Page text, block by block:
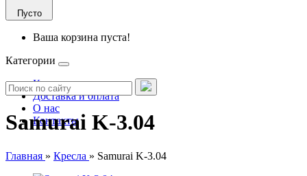
Пусто
Ваша корзина пуста!
Категории
Каталог
Доставка и оплата
О нас
Контакты
Samurai K-3.04
Главная » Кресла » Samurai K-3.04